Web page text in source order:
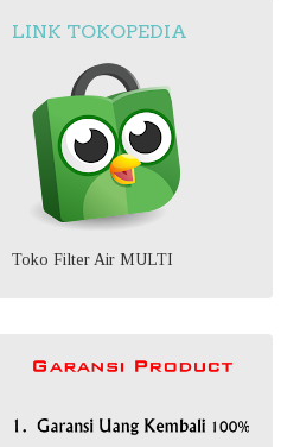
LINK TOKOPEDIA
Toko Filter Air MULTI